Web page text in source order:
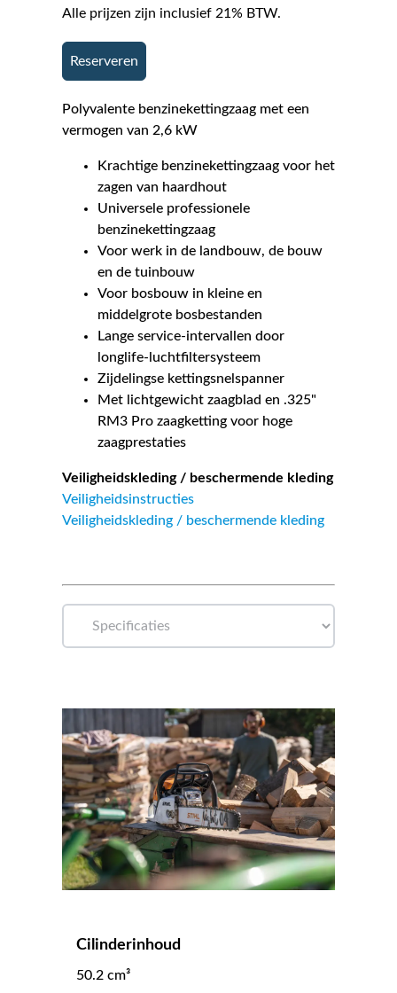
Alle prijzen zijn inclusief 21% BTW.
Reserveren
Polyvalente benzinekettingzaag met een
vermogen van 2,6 kW
Krachtige benzinekettingzaag voor het
zagen van haardhout
Universele professionele
benzinekettingzaag
Voor werk in de landbouw, de bouw
en de tuinbouw
Voor bosbouw in kleine en
middelgrote bosbestanden
Lange service-intervallen door
longlife-luchtfiltersysteem
Zijdelingse kettingsnelspanner
Met lichtgewicht zaagblad en .325"
RM3 Pro zaagketting voor hoge
zaagprestaties
Veiligheidskleding / beschermende kleding
Veiligheidsinstructies
Veiligheidskleding / beschermende kleding
Cilinderinhoud
50.2 cm³